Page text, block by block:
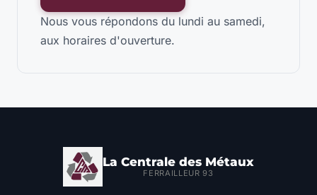
Nous vous répondons du lundi au samedi,
aux horaires d'ouverture.
La Centrale des Métaux
FERRAILLEUR 93